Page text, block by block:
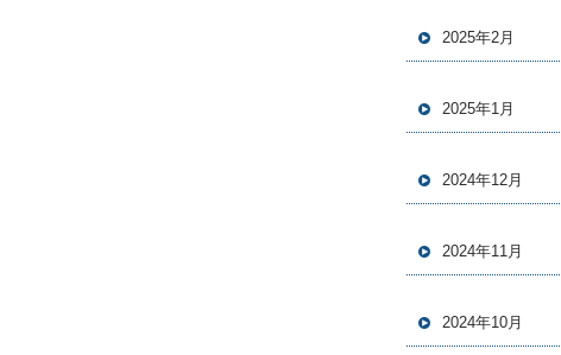
2025年2月
2025年1月
2024年12月
2024年11月
2024年10月